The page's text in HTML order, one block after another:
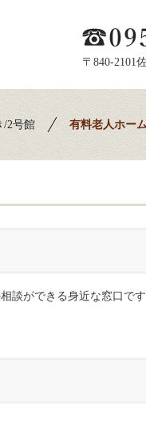
〒840-2101
/2号館 有料老人ホー
談ができる身近な窓口です